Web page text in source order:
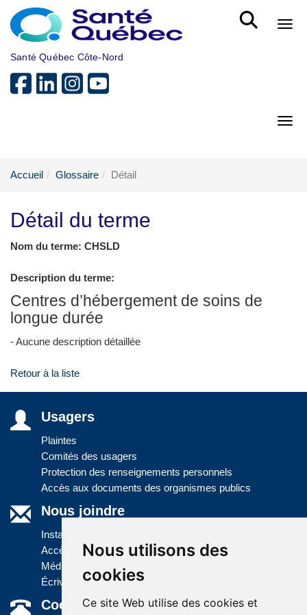
Nous utilisons des
cookies
Ce site Web utilise des cookies et
Aller au menu principal
Santé Québec Côte-Nord
Accueil Glossaire Détail
Détail du terme
Nom du terme: CHSLD
Description du terme:
Centres d’hébergement de soins de
longue durée
- Aucune description détaillée
Retour à la liste
Usagers
Plaintes
Comités des usagers
Protection des renseignements personnels
Accès aux documents des organismes publics
Nous joindre
Installations
Accès à l'information
Médias
Écrivez-nous
Coordonnées